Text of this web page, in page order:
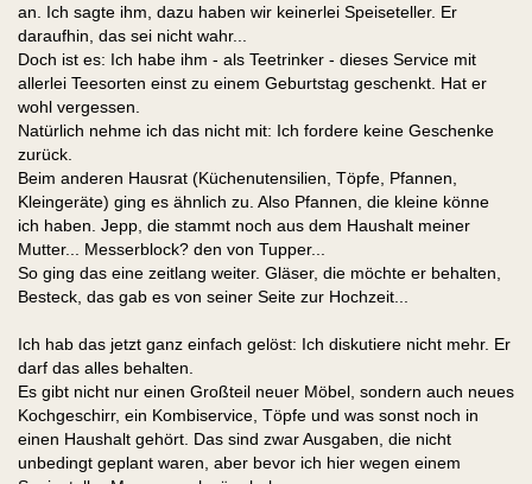
an. Ich sagte ihm, dazu haben wir keinerlei Speiseteller. Er
daraufhin, das sei nicht wahr...
Doch ist es: Ich habe ihm - als Teetrinker - dieses Service mit
allerlei Teesorten einst zu einem Geburtstag geschenkt. Hat er
wohl vergessen.
Natürlich nehme ich das nicht mit: Ich fordere keine Geschenke
zurück.
Beim anderen Hausrat (Küchenutensilien, Töpfe, Pfannen,
Kleingeräte) ging es ähnlich zu. Also Pfannen, die kleine könne
ich haben. Jepp, die stammt noch aus dem Haushalt meiner
Mutter... Messerblock? den von Tupper...
So ging das eine zeitlang weiter. Gläser, die möchte er behalten,
Besteck, das gab es von seiner Seite zur Hochzeit...
Ich hab das jetzt ganz einfach gelöst: Ich diskutiere nicht mehr. Er
darf das alles behalten.
Es gibt nicht nur einen Großteil neuer Möbel, sondern auch neues
Kochgeschirr, ein Kombiservice, Töpfe und was sonst noch in
einen Haushalt gehört. Das sind zwar Ausgaben, die nicht
unbedingt geplant waren, aber bevor ich hier wegen einem